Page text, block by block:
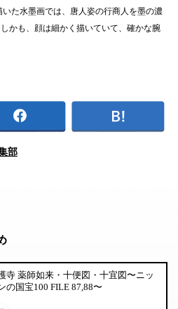
た水墨画では、唐人姿の行商人を墨の濃
かも、顔は細かく描いていて、確かな腕
部
寺 薬師如来・十便図・十宜図〜ニッ
の国宝100 FILE 87,88〜